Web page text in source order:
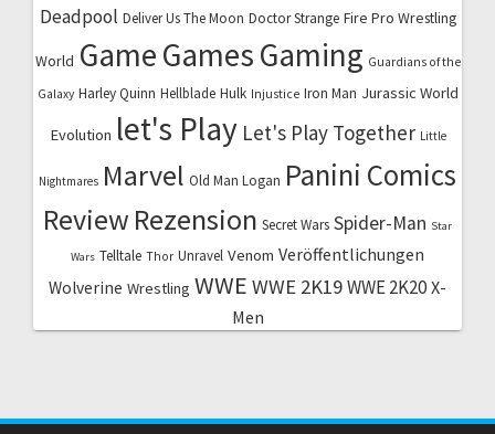
Deadpool Deliver Us The Moon Doctor Strange Fire Pro Wrestling
World GameGamesGaming Guardians of the
Galaxy Harley Quinn Hellblade Hulk Injustice Iron Man Jurassic World
Evolution let's Play Let's Play Together Little
Nightmares Marvel Old Man Logan Panini Comics
Review Rezension Secret Wars Spider-Man Star
Wars Telltale Thor Unravel Venom Veröffentlichungen
Wolverine Wrestling WWE WWE 2K19WWE 2K20 X-
Men